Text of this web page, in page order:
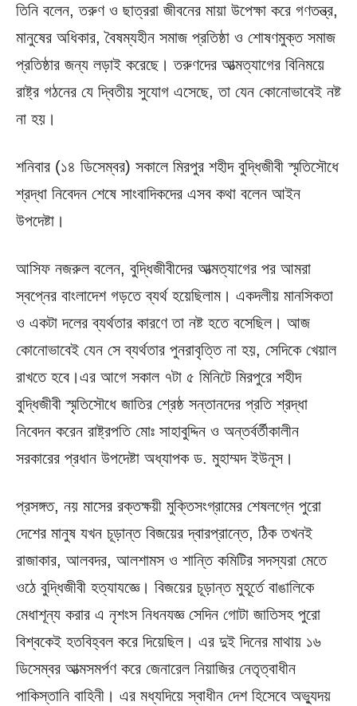
তিনি বলেন, তরুণ ও ছাত্ররা জীবনের মায়া উপেক্ষা করে গণতন্ত্র,
মানুষের অধিকার, বৈষম্যহীন সমাজ প্রতিষ্ঠা ও শোষণমুক্ত সমাজ
প্রতিষ্ঠার জন্য লড়াই করেছে। তরুণদের আত্মত্যাগের বিনিময়ে
রাষ্ট্র গঠনের যে দ্বিতীয় সুযোগ এসেছে, তা যেন কোনোভাবেই নষ্ট
না হয়।
শনিবার (১৪ ডিসেম্বর) সকালে মিরপুর শহীদ বুদ্ধিজীবী স্মৃতিসৌধে
শ্রদ্ধা নিবেদন শেষে সাংবাদিকদের এসব কথা বলেন আইন
উপদেষ্টা।
আসিফ নজরুল বলেন, বুদ্ধিজীবীদের আত্মত্যাগের পর আমরা
স্বপ্নের বাংলাদেশ গড়তে ব্যর্থ হয়েছিলাম। একদলীয় মানসিকতা
ও একটা দলের ব্যর্থতার কারণে তা নষ্ট হতে বসেছিল। আজ
কোনোভাবেই যেন সে ব্যর্থতার পুনরাবৃত্তি না হয়, সেদিকে খেয়াল
রাখতে হবে।এর আগে সকাল ৭টা ৫ মিনিটে মিরপুরে শহীদ
বুদ্ধিজীবী স্মৃতিসৌধে জাতির শ্রেষ্ঠ সন্তানদের প্রতি শ্রদ্ধা
নিবেদন করেন রাষ্ট্রপতি মোঃ সাহাবুদ্দিন ও অন্তর্বর্তীকালীন
সরকারের প্রধান উপদেষ্টা অধ্যাপক ড. মুহাম্মদ ইউনূস।
প্রসঙ্গত, নয় মাসের রক্তক্ষয়ী মুক্তিসংগ্রামের শেষলগ্নে পুরো
দেশের মানুষ যখন চূড়ান্ত বিজয়ের দ্বারপ্রান্তে, ঠিক তখনই
রাজাকার, আলবদর, আলশামস ও শান্তি কমিটির সদস্যরা মেতে
ওঠে বুদ্ধিজীবী হত্যাযজ্ঞে। বিজয়ের চূড়ান্ত মুহূর্তে বাঙালিকে
মেধাশূন্য করার এ নৃশংস নিধনযজ্ঞ সেদিন গোটা জাতিসহ পুরো
বিশ্বকেই হতবিহ্বল করে দিয়েছিল। এর দুই দিনের মাথায় ১৬
ডিসেম্বর আত্মসমর্পণ করে জেনারেল নিয়াজির নেতৃত্বাধীন
পাকিস্তানি বাহিনী। এর মধ্যদিয়ে স্বাধীন দেশ হিসেবে অভ্যুদয়